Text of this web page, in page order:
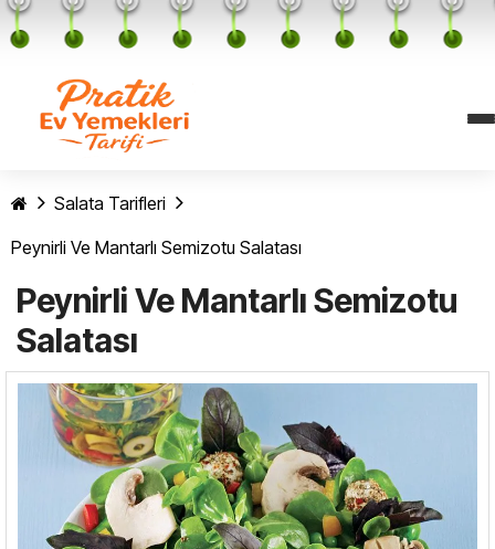
Salata Tarifleri
Peynirli Ve Mantarlı Semizotu Salatası
Peynirli Ve Mantarlı Semizotu
Salatası